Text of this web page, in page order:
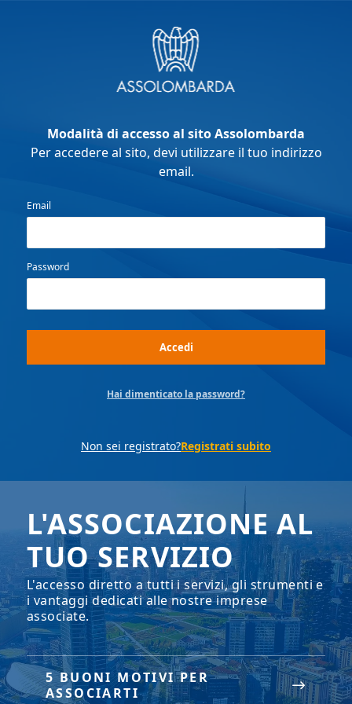
Modalità di accesso al sito Assolombarda
Per accedere al sito, devi utilizzare il tuo indirizzo
email.
Email
Password
Hai dimenticato la password?
Non sei registrato?Registrati subito
L'ASSOCIAZIONE AL
TUO SERVIZIO
L'accesso diretto a tutti i servizi, gli strumenti e
i vantaggi dedicati alle nostre imprese
associate.
5 BUONI MOTIVI PER
ASSOCIARTI